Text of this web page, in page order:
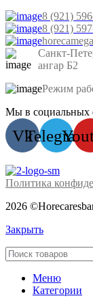
8 (921)
8 (921)
Санкт-
ангар Б2
Режим
Мы в социальных
VkTelegram
2026
Политика
Закрыть
Меню
Категории